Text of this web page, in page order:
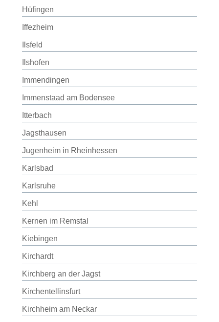
Hüfingen
Iffezheim
Ilsfeld
Ilshofen
Immendingen
Immenstaad am Bodensee
Itterbach
Jagsthausen
Jugenheim in Rheinhessen
Karlsbad
Karlsruhe
Kehl
Kernen im Remstal
Kiebingen
Kirchardt
Kirchberg an der Jagst
Kirchentellinsfurt
Kirchheim am Neckar